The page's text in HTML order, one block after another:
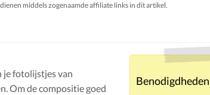
middels zogenaamde affiliate links in dit artikel.
Benodigdheden
je fotolijstjes van
Om de compositie goed